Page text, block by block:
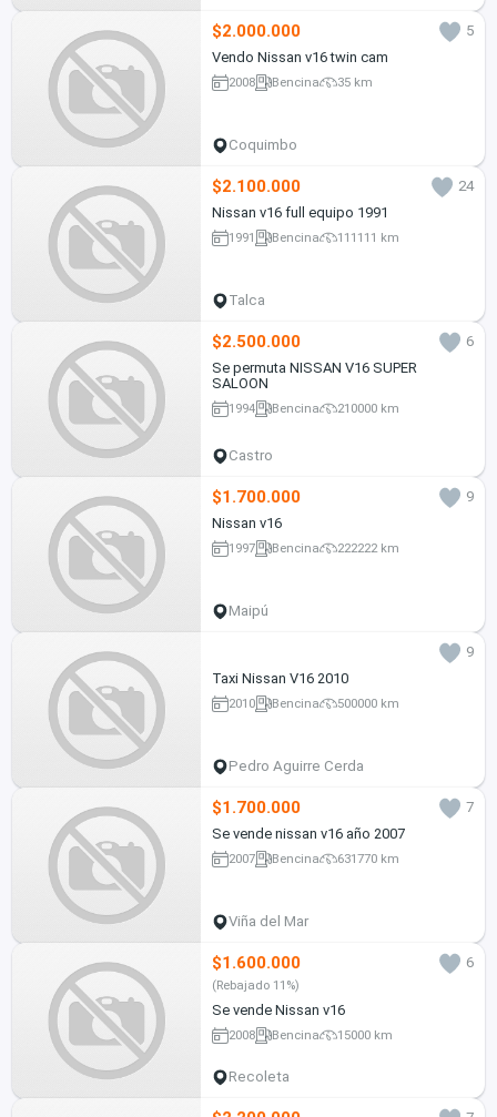
$2.000.000
5
Vendo Nissan v16 twin cam
2008 Bencina 35 km
Coquimbo
$2.100.000
24
Nissan v16 full equipo 1991
1991 Bencina 111111 km
Talca
$2.500.000
6
Se permuta NISSAN V16 SUPER
SALOON
1994 Bencina 210000 km
Castro
$1.700.000
9
Nissan v16
1997 Bencina 222222 km
Maipú
9
Taxi Nissan V16 2010
2010 Bencina 500000 km
Pedro Aguirre Cerda
$1.700.000
7
Se vende nissan v16 año 2007
2007 Bencina 631770 km
Viña del Mar
$1.600.000 6
(Rebajado 11%)
Se vende Nissan v16
2008 Bencina 15000 km
Recoleta